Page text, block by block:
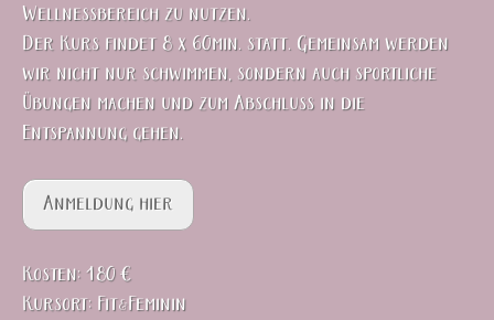
Wellnessbereich zu nutzen.
Der Kurs findet 8 x 60min. statt. Gemeinsam werden
wir nicht nur schwimmen, sondern auch sportliche
Übungen machen und zum Abschluss in die
Entspannung gehen.
Anmeldung hier
Kosten: 180 €
Kursort: Fit&Feminin